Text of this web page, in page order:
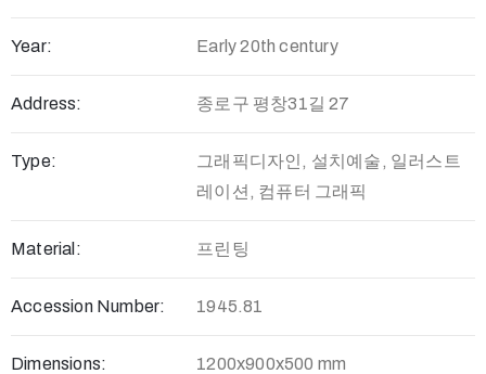
Year: Early 20th century
Address: 종로구 평창31길 27
Type:
그래픽디자인, 설치예술, 일러스트
레이션, 컴퓨터 그래픽
Material: 프린팅
Accession Number: 1945.81
Dimensions: 1200x900x500 mm